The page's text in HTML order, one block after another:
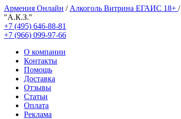
Армения Онлайн / Алкоголь Витрина ЕГАИС 18+ /
"А.К.З."
+7 (495) 646-88-81
+7 (966) 099-97-66
О компании
Контакты
Помощь
Доставка
Отзывы
Статьи
Оплата
Реклама